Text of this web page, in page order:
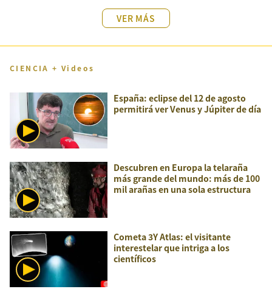
VER MÁS
CIENCIA + Videos
España: eclipse del 12 de agosto
permitirá ver Venus y Júpiter de día
Descubren en Europa la telaraña
más grande del mundo: más de 100
mil arañas en una sola estructura
Cometa 3Y Atlas: el visitante
interestelar que intriga a los
científicos